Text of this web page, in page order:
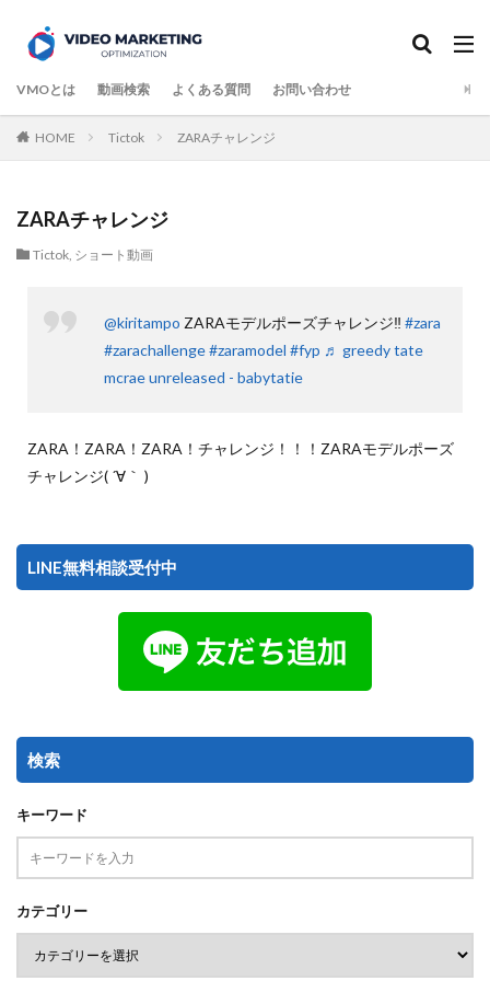
VMOとは 動画検索 よくある質問 お問い合わせ
HOME Tictok ZARAチャレンジ
ZARAチャレンジ
Tictok, ショート動画
@kiritampo ZARAモデルポーズチャレンジ‼️ #zara
#zarachallenge#zaramodel #fyp ♬ greedy tate
mcrae unreleased - babytatie
ZARA！ZARA！ZARA！チャレンジ！！！ZARAモデルポーズ
チャレンジ( ´∀｀ )
LINE無料相談受付中
検索
キーワード
カテゴリー